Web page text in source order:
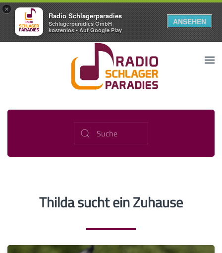
×
Radio Schlagerparadies
Schlagerparadies GmbH
kostenlos - Auf Google Play
ANSEHEN
Thilda sucht ein Zuhause